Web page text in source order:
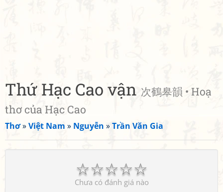
Thứ Hạc Cao vận 次鶴皋韻 • Hoạ
thơ của Hạc Cao
Thơ»Việt Nam » Nguyễn »Trần Văn Gia
☆
☆
☆
☆
☆
Chưa có đánh giá nào